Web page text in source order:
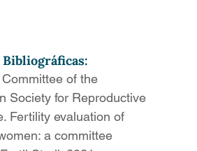
of the
Society for Reproductive
Fertility evaluation of
a committee